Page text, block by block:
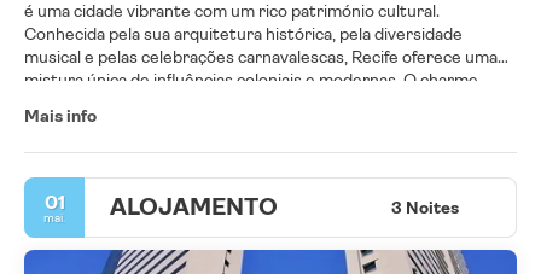
é uma cidade vibrante com um rico património cultural.
Conhecida pela sua arquitetura histórica, pela diversidade
musical e pelas celebrações carnavalescas, Recife oferece uma
mistura única de influências coloniais e modernas. O charme
Viagem e pelas piscinas naturais perto de Porto de Galinhas. O
bairro artístico da Mangueira e a cena culinária de Recife
cativante pela história, cultura e beleza natural.
Mais info
01
mai. ALOJAMENTO 3 Noites